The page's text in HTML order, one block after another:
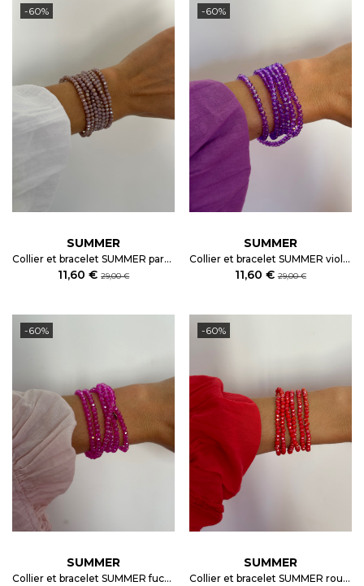
-60%
SUMMER
Collier et bracelet SUMMER parme irisé
11,60 €29,00 €
-60%
SUMMER
Collier et bracelet SUMMER violet irisé
11,60 €29,00 €
-60%
SUMMER
Collier et bracelet SUMMER fuchsia
-60%
SUMMER
Collier et bracelet SUMMER rouge irisé